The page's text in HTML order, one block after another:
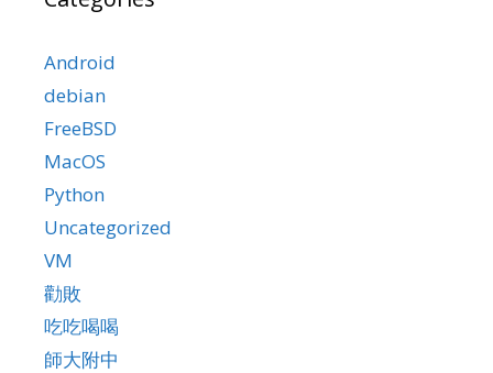
Android
debian
FreeBSD
MacOS
Python
Uncategorized
VM
勸敗
吃吃喝喝
師大附中